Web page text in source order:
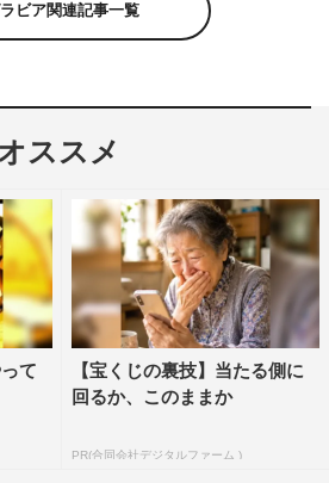
ビア関連記事一覧
ススメ
て
【宝くじの裏技】当たる側に
回るか、このままか
PR(合同会社デジタルファーム )